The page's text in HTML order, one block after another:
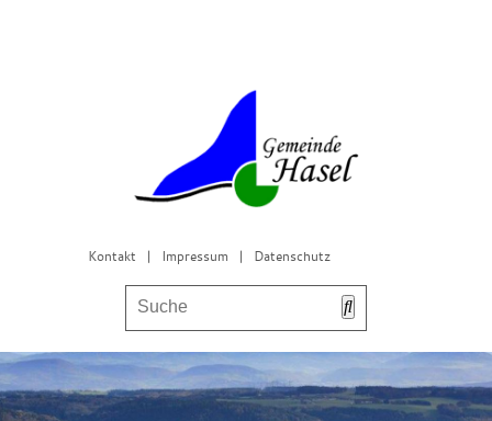
Kontakt | Impressum | Datenschutz
Bürgerservice & Gemeinderat